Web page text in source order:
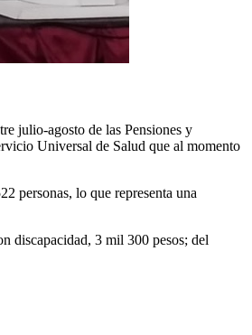
julio-agosto de las Pensiones y
Universal de Salud que al momento
personas, lo que representa una
discapacidad, 3 mil 300 pesos; del